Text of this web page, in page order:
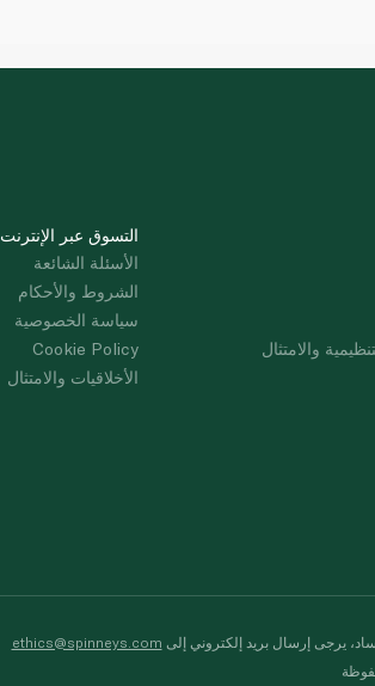
التسوق عبر الإنترنت
الأسئلة الشائعة
الشروط والأحكام
سياسة الخصوصية
Cookie Policy
الأخلاقيات والامتثال
والامتثال
يرجى إرسال بريد إلكتروني إلى ethics@spinneys.com